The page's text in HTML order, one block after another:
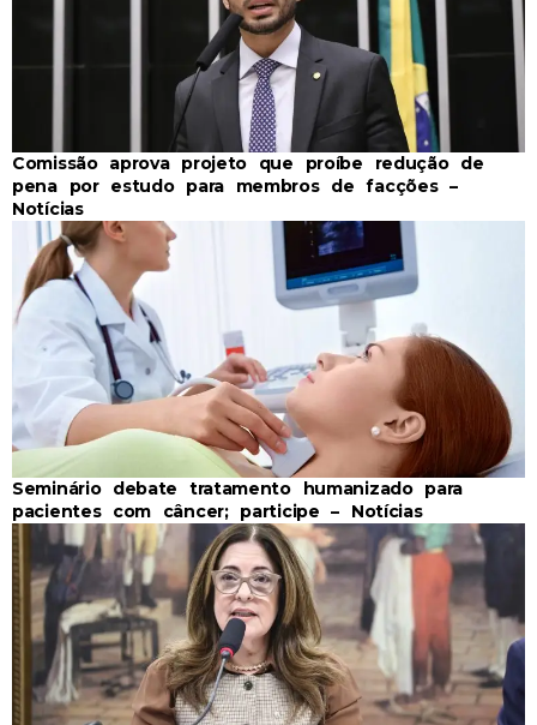
Comissão aprova projeto que proíbe redução de
pena por estudo para membros de facções –
Notícias
Seminário debate tratamento humanizado para
pacientes com câncer; participe – Notícias